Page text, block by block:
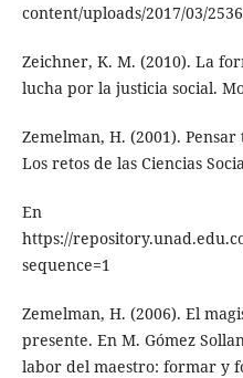
content/uploads/2017/03/
Zeichner, K. M. (2010). La
lucha por la justicia social.
Zemelman, H. (2001).
Los retos de las Ciencias
En
https://
sequence=1
Zemelman, H. (2006). El
presente. En M. Gómez
labor del maestro: formar y